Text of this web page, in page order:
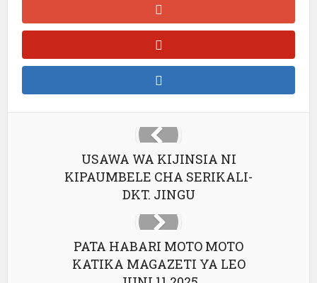
USAWA WA KIJINSIA NI
KIPAUMBELE CHA SERIKALI-
DKT. JINGU
PATA HABARI MOTO MOTO
KATIKA MAGAZETI YA LEO